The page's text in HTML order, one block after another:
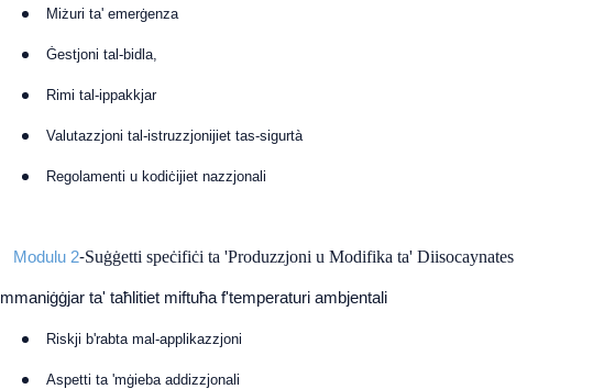
Miżuri ta' emerġenza
Ġestjoni tal-bidla,
Rimi tal-ippakkjar
Valutazzjoni tal-istruzzjonijiet tas-sigurtà
Regolamenti u kodiċijiet nazzjonali
Modulu 2-Suġġetti speċifiċi ta 'Produzzjoni u Modifika ta' Diisocaynates
Immaniġġjar ta' taħlitiet miftuħa f'temperaturi ambjentali
Riskji b'rabta mal-applikazzjoni
Aspetti ta 'mġieba addizzjonali